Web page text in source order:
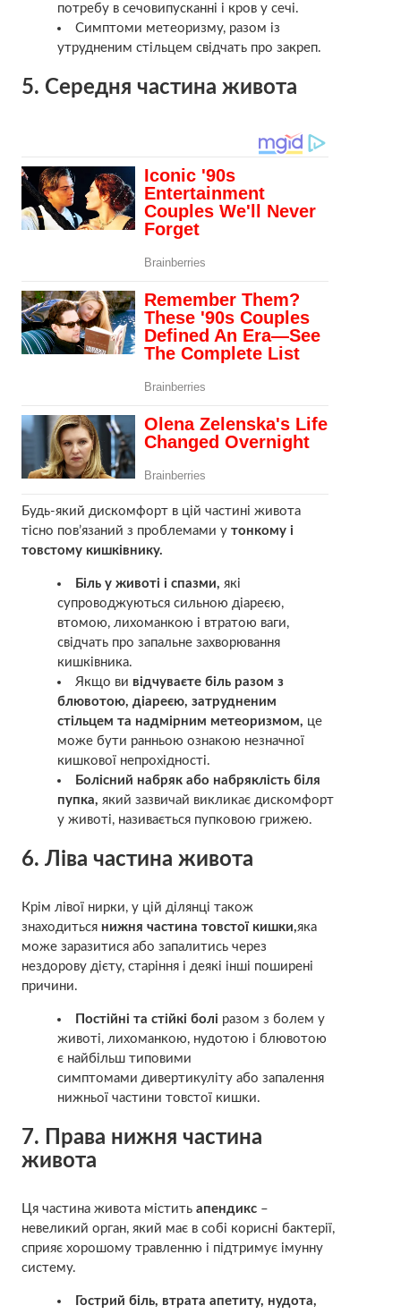
потребу в сечовипусканні і кров у сечі.
Симптоми метеоризму, разом із
утрудненим стільцем свідчать про закреп.
5. Середня частина живота
Будь-який дискомфорт в цій частині живота
тісно пов’язаний з проблемами у тонкому і
товстому кишківнику.
Біль у животі і спазми, які
супроводжуються сильною діареєю,
втомою, лихоманкою і втратою ваги,
свідчать про запальне захворювання
кишківника.
Якщо ви відчуваєте біль разом з
блювотою, діареєю, затрудненим
стільцем та надмірним метеоризмом, це
може бути ранньою ознакою незначної
кишкової непрохідності.
Болісний набряк або набряклість біля
пупка, який зазвичай викликає дискомфорт
у животі, називається пупковою грижею.
6. Ліва частина живота
Крім лівої нирки, у цій ділянці також
знаходитьсянижня частина товстої кишки,яка
може заразитися або запалитись через
нездорову дієту, старіння і деякі інші поширені
причини.
Постійні та стійкі болі разом з болем у
животі, лихоманкою, нудотою і блювотою
є найбільш типовими
симптомами дивертикулітуабо запалення
нижньої частини товстої кишки.
7. Права нижня частина
живота
Ця частина живота містить апендикс–
невеликий орган, який має в собі корисні бактерії,
сприяє хорошому травленню і підтримує імунну
систему.
Гострий біль, втрата апетиту, нудота,